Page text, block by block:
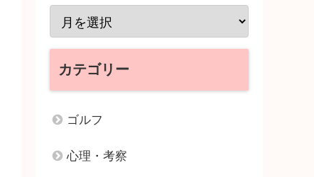
カテゴリー
ゴルフ
心理・考察